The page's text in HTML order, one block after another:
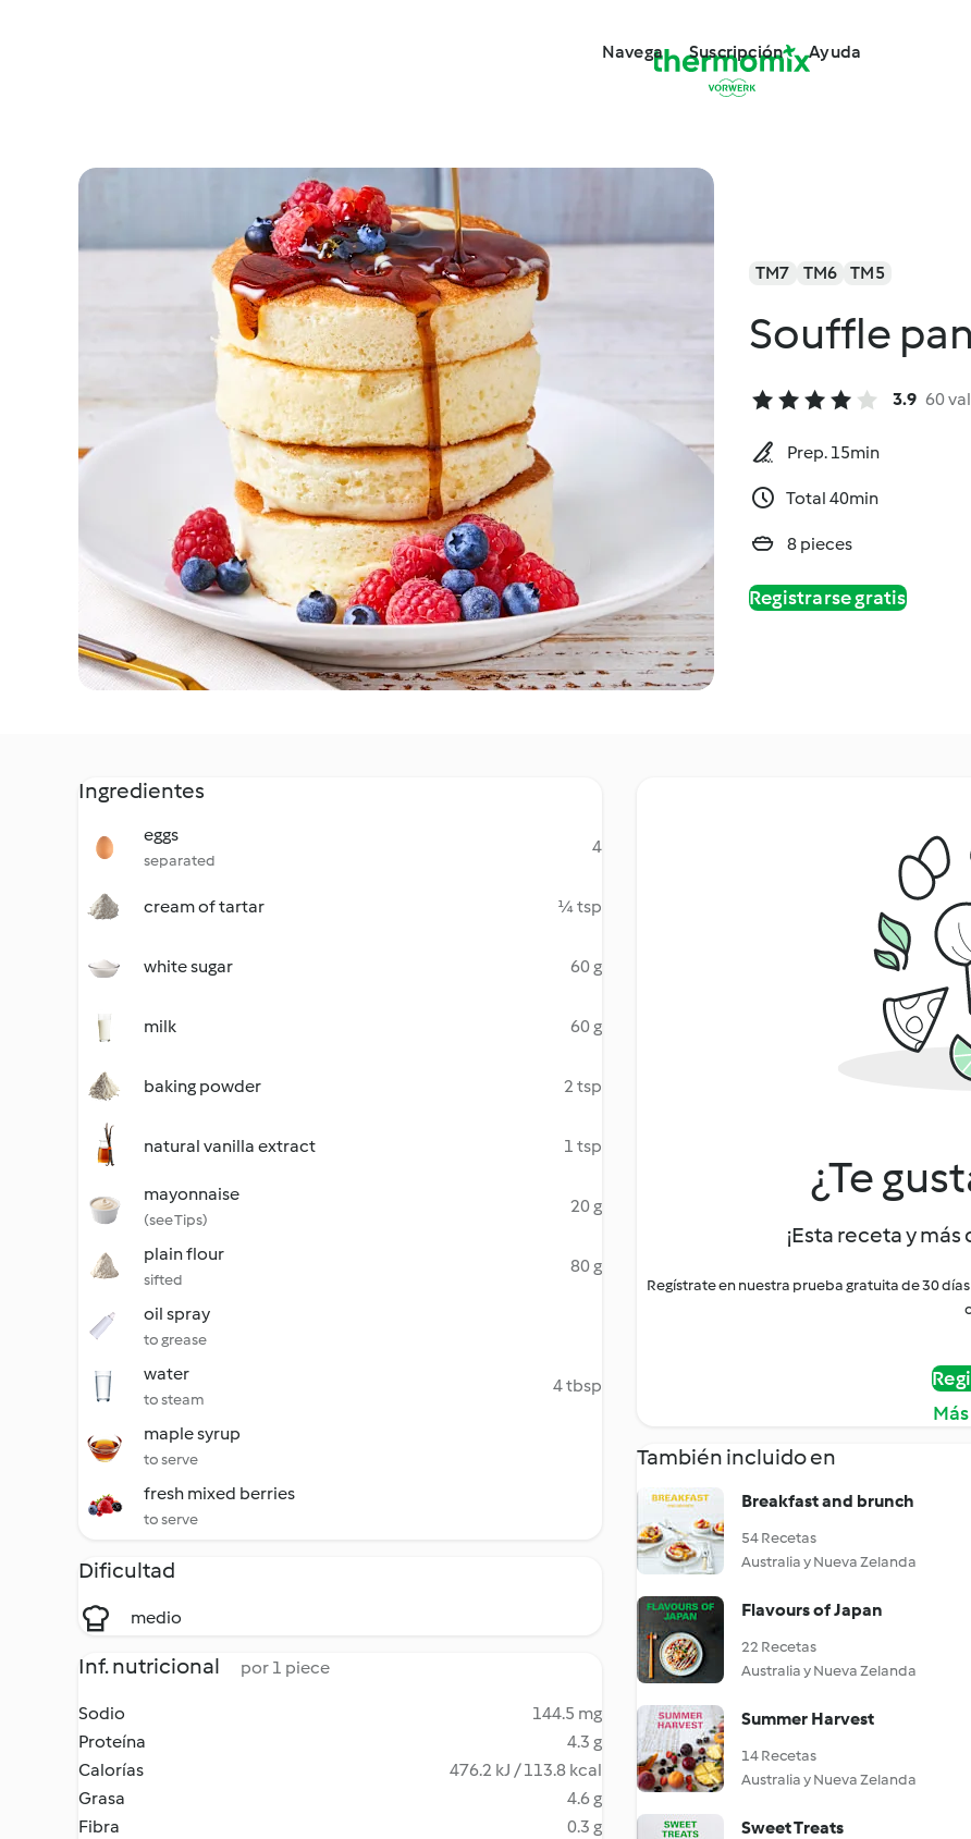
Navega Suscripción Ayuda
TM7 TM6 TM5
Souffle
3.9 60
Prep. 15min
Total 40min
8 pieces
Registrarse gratis
Ingredientes
eggs
separated
4
cream of tartar ¼ tsp
white sugar 60 g
milk 60 g
baking powder 2 tsp
natural vanilla extract 1 tsp
mayonnaise
(see Tips)
20 g
plain flour
sifted
80 g
oil spray
to grease
water
to steam
4 tbsp
maple syrup
to serve
fresh mixed berries
to serve
Dificultad
medio
Inf. nutricional por 1 piece
Sodio
144.5 mg
Proteína
4.3 g
Calorías
476.2 kJ / 113.8 kcal
Grasa
4.6 g
Fibra
0.3 g
¿Te
¡Esta receta y
Regístrate en nuestra prueba gratuita de 30
También incluido en
Breakfast and brunch
54 Recetas
Australia y Nueva Zelanda
Flavours of Japan
22 Recetas
Australia y Nueva Zelanda
Summer Harvest
14 Recetas
Australia y Nueva Zelanda
Sweet Treats